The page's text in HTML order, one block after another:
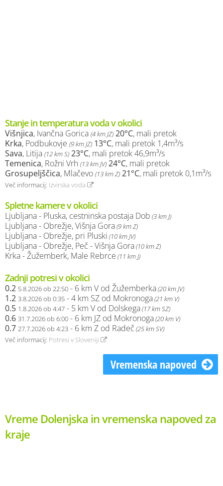
Stanje in temperatura voda v okolici
Višnjica, Ivančna Gorica (4 km JZ) 20°C, mali pretok
Krka, Podbukovje (9 km JZ) 13°C, mali pretok 1,4m³/s
Sava, Litija (12 km S) 23°C, mali pretok 46,9m³/s
Temenica, Rožni Vrh (13 km JV) 24°C, mali pretok
Grosupeljščica, Mlačevo (13 km Z) 21°C, mali pretok 0,1m³/s
Več informacij: Izvirska voda
Spletne kamere v okolici
Ljubljana - Pluska, cestninska postaja Dob (3 km J)
Ljubljana - Obrežje, Višnja Gora(9 km Z)
Ljubljana - Obrežje, pri Pluski (10 km JV)
Ljubljana - Obrežje, Peč - Višnja Gora(10 km Z)
Krka - Žužemberk, Male Rebrce (11 km J)
Zadnji potresi v okolici
0.2 5.8.2026 ob 22:50 - 6 km V od Žužemberka(20 km JV)
1.2 3.8.2026 ob 0:35 - 4 km SZ od Mokronoga(21 km V)
0.5 1.8.2026 ob 4:47 - 5 km V od Dolskega(17 km SZ)
0.6 31.7.2026 ob 6:00 - 6 km JZ od Mokronoga(20 km V)
0.7 27.7.2026 ob 4:23 - 6 km Z od Radeč (25 km SV)
Več informacij: Potresi v Sloveniji
Vremenska napoved
Vreme Dolenjska in vremenska napoved za
kraje